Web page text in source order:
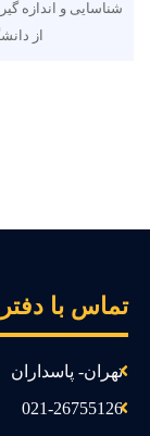
شناسایی و اندازه گیری
از
با دفتر
تهران- پاسداران
021-26755126